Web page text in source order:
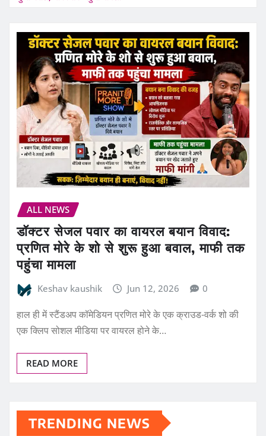
ALL NEWS
डॉक्टर सेजल पवार का वायरल बयान विवाद:
प्रणित मोरे के शो से शुरू हुआ बवाल, माफी तक
पहुंचा मामला
Keshav kaushik Jun 12, 2026 0
हाल ही में स्टैंडअप कॉमेडियन प्रणित मोरे के एक क्राउड-वर्क शो की
एक क्लिप सोशल मीडिया पर वायरल होने के…
READ MORE
TRENDING NEWS